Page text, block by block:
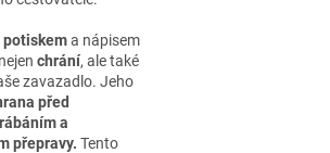
potiskema nápisem
chrání, ale také
zavazadlo. Jeho
před
a
přepravy. Tento